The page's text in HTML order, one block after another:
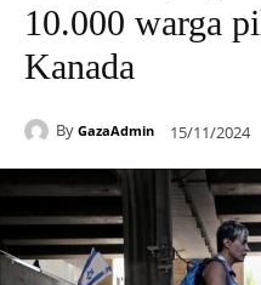
10.000 warga
Kanada
By GazaAdmin 15/11/2024